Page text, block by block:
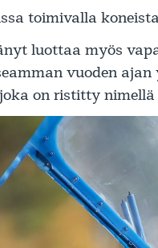
toimivalla
luottaa myös
vuoden
on ristitty nimellä